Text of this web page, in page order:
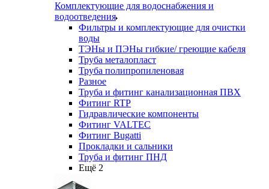
Комплектующие для водоснабжения и
водоотведения
Фильтры и комплектующие для очистки
воды
ТЭНы и ПЭНы гибкие/ греющие кабеля
Труба металопласт
Труба полипропиленовая
Разное
Труба и фитинг канализационная ПВХ
Фитинг RTP
Гидравлические компоненты
Фитинг VALTEC
Фитинг Bugatti
Прокладки и сальники
Труба и фитинг ПНД
Ещё 2